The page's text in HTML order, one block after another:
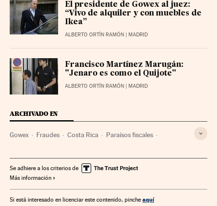
El presidente de Gowex al juez:
“Vivo de alquiler y con muebles de
Ikea”
ALBERTO ORTÍN RAMÓN | MADRID
Francisco Martínez Marugán:
"Jenaro es como el Quijote"
ALBERTO ORTÍN RAMÓN | MADRID
ARCHIVADO EN
Gowex Fraudes Costa Rica Paraísos fiscales
Economía Delitos América Finanzas públicas
Se adhiere a los criterios de
Más información
Si está interesado en licenciar este contenido, pinche aquí